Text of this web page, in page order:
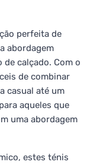
perfeita de
abordagem
calçado. Com o
de combinar
casual até um
aqueles que
uma abordagem
estes ténis